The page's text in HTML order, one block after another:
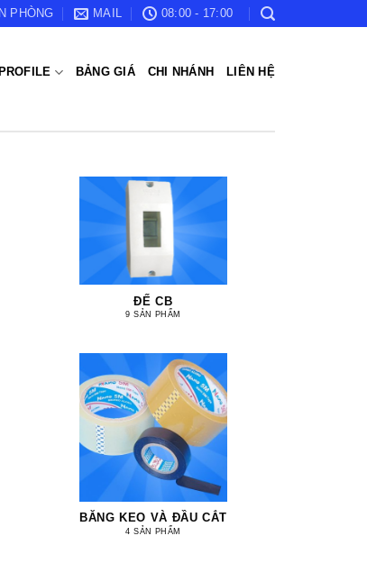
PHÒNG MAIL 08:00 - 17:00
BẢNG GIÁ CHI NHÁNH LIÊN HỆ
ĐẾ CB
9 SẢN PHẨM
BĂNG KEO VÀ ĐẦU CẮT
4 SẢN PHẨM